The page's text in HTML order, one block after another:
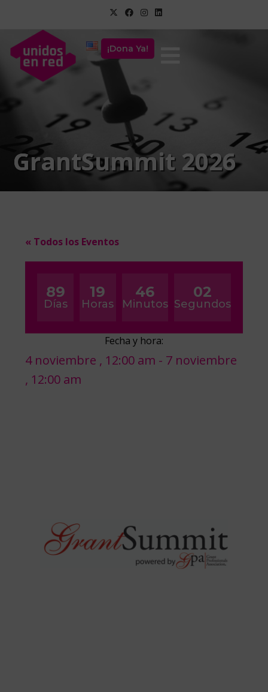
¡Dona Ya!
GrantSummit 2026
« Todos los Eventos
89
Días
19
Horas
46
Minutos
02
Segundos
Fecha y hora:
4 noviembre , 12:00 am - 7 noviembre
, 12:00 am